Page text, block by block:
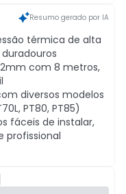
Resumo gerado por IA
térmica de alta
com 8 metros,
diversos modelos
PT80, PT85)
fáceis de instalar,
profissional